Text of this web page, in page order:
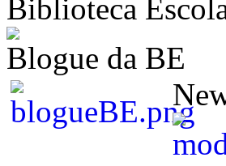
Biblioteca
Blogue da BE